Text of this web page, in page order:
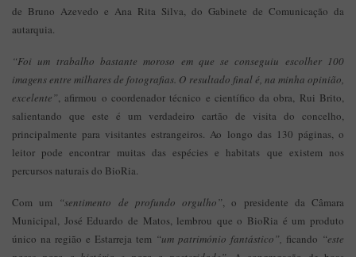
de Bruno Azevedo e Ana Rita Silva, do Gabinete de Comunicação da
autarquia.
“Foi um trabalho bastante moroso em que se conseguiu escolher 100
imagens entre milhares de fotografias. O resultado final é, na minha opinião,
excelente”, afirmou o coordenador técnico e científico da obra, Rui Brito,
salientando que este é um verdadeiro cartão de visita do concelho,
principalmente para visitantes estrangeiros. Ao longo das 130 páginas, o
leitor pode encontrar muitas das espécies e habitats que existem nos
percursos naturais do BioRia.
Com um “sentimento de profundo orgulho”, o presidente da Câmara
Municipal, José Eduardo de Matos, lembrou que o BioRia é um produto
único na região e Estarreja tem “um património fantástico”, ficando “este